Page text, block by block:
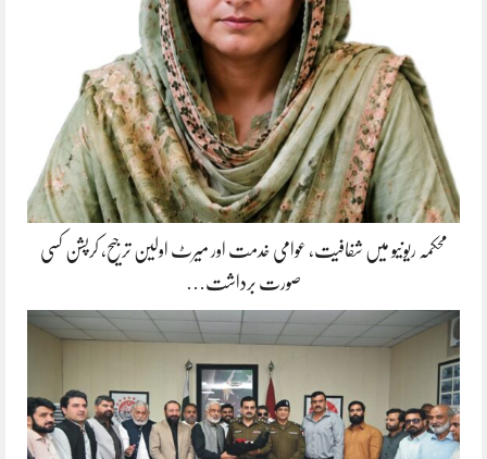
محکمہ ریونیو میں شفافیت، عوامی خدمت اور میرٹ اولین ترجیح، کرپشن کسی
صورت برداشت…